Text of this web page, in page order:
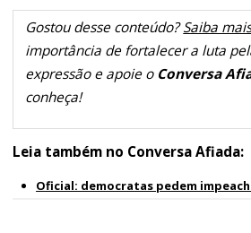
Gostou desse conteúdo?Saiba
importância de fortalecer a luta
expressão e apoie o Conversa
conheça!
Leia também no Conversa Afiada:
Oficial: democratas pedem